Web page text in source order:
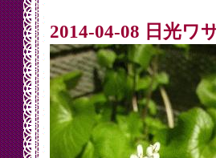
2014-04-08 日光ワ